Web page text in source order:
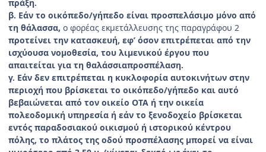
πράξη.
β. Εάν το οικόπεδο/γήπεδο είναι προσπελάσιμο μόνο από
τη θάλασσα, ο φορέας εκμετάλλευσης της παραγράφου 2
προτείνει την κατασκευή, εφ’ όσον επιτρέπεται από την
ισχύουσα νομοθεσία, του λιμενικού έργου που
απαιτείται για τη θαλάσσιαπροσπέλαση.
γ. Εάν δεν επιτρέπεται η κυκλοφορία αυτοκινήτων στην
περιοχή που βρίσκεται το οικόπεδο/γήπεδο και αυτό
βεβαιώνεται από τον οικείο ΟΤΑ ή την οικεία
πολεοδομική υπηρεσία ή εάν το ξενοδοχείο βρίσκεται
εντός παραδοσιακού οικισμού ή ιστορικού κέντρου
πόλης, το πλάτος της οδού προσπέλασης μπορεί να είναι